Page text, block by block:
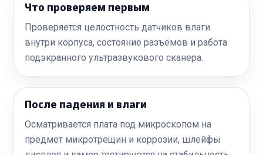
Что проверяем первым
Проверяется целостность датчиков влаги
внутри корпуса, состояние разъёмов и работа
подэкранного ультразвукового сканера.
После падения и влаги
Осматривается плата под микроскопом на
предмет микротрещин и коррозии, шлейфы